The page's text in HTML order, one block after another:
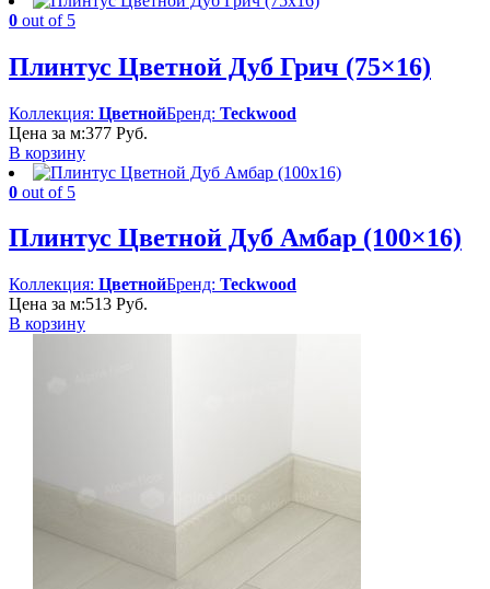
0 out of 5
Плинтус Цветной Дуб Грич (75×16)
Коллекция: ЦветнойБренд: Teckwood
Цена за м:377 Руб.
В корзину
0 out of 5
Плинтус Цветной Дуб Амбар (100×16)
Коллекция: ЦветнойБренд: Teckwood
Цена за м:513 Руб.
В корзину